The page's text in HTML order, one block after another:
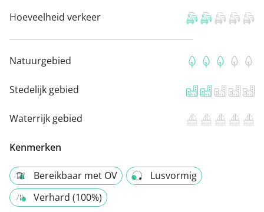
Hoeveelheid verkeer
Natuurgebied
Stedelijk gebied
Waterrijk gebied
Kenmerken
Bereikbaar met OV
Lusvormig
Verhard (100%)